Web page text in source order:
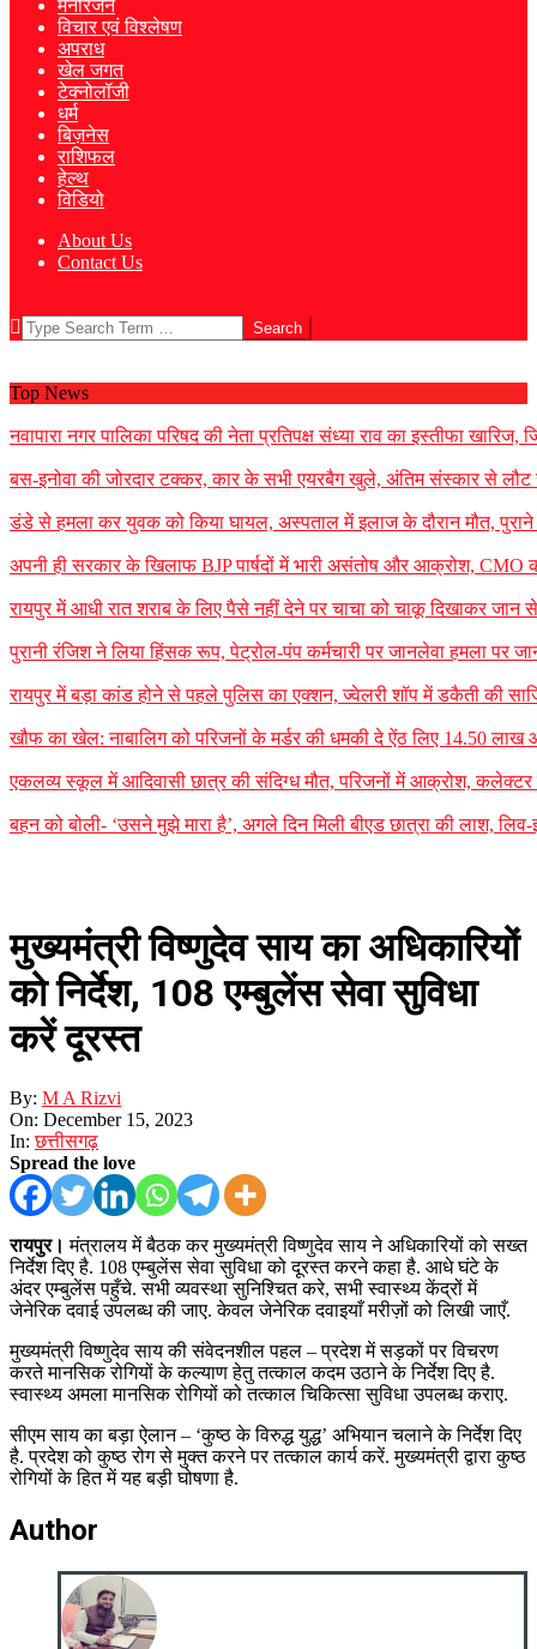
मनोरंजन
विचार एवं विश्लेषण
अपराध
खेल जगत
टेक्नोलॉजी
धर्म
बिज़नेस
राशिफल
हेल्थ
विडियो
About Us
Contact Us
Search
Top News
नवापारा नगर पालिका परिषद की नेता प्रतिपक्ष संध्या राव का इस्तीफा
बस-इनोवा की जोरदार टक्कर, कार के सभी एयरबैग खुले, अंतिम संस्कार से लौट
डंडे से हमला कर युवक को किया घायल, अस्पताल में इलाज के दौरान मौत, पुराने
अपनी ही सरकार के खिलाफ BJP पार्षदों में भारी असंतोष और आक्रोश, CMO
रायपुर में आधी रात शराब के लिए पैसे नहीं देने पर चाचा को चाकू दिखाकर जान से
पुरानी रंजिश ने लिया हिंसक रूप, पेट्रोल-पंप कर्मचारी पर जानलेवा हमला पर
रायपुर में बड़ा कांड होने से पहले पुलिस का एक्शन, ज्वेलरी शॉप में डकैती की
खौफ का खेल: नाबालिग को परिजनों के मर्डर की धमकी दे ऐंठ लिए 14.50 लाख
एकलव्य स्कूल में आदिवासी छात्र की संदिग्ध मौत, परिजनों में आक्रोश, कलेक्टर ने
बहन को बोली- ‘उसने मुझे मारा है’, अगले दिन मिली बीएड छात्रा की लाश,
मुख्यमंत्री विष्णुदेव साय का अधिकारियों
को निर्देश, 108 एम्बुलेंस सेवा सुविधा
करें दूरस्त
By: M A Rizvi
On: December 15, 2023
In: छत्तीसगढ़
Spread the love
रायपुर। मंत्रालय में बैठक कर मुख्यमंत्री विष्णुदेव साय ने अधिकारियों को सख्त
निर्देश दिए है. 108 एम्बुलेंस सेवा सुविधा को दूरस्त करने कहा है. आधे घंटे के
अंदर एम्बुलेंस पहुँचे. सभी व्यवस्था सुनिश्चित करे, सभी स्वास्थ्य केंद्रों में
जेनेरिक दवाई उपलब्ध की जाए. केवल जेनेरिक दवाइयाँ मरीज़ों को लिखी जाएँ.
मुख्यमंत्री विष्णुदेव साय की संवेदनशील पहल – प्रदेश में सड़कों पर विचरण
करते मानसिक रोगियों के कल्याण हेतु तत्काल कदम उठाने के निर्देश दिए है.
स्वास्थ्य अमला मानसिक रोगियों को तत्काल चिकित्सा सुविधा उपलब्ध कराए.
सीएम साय का बड़ा ऐलान – ‘कुष्ठ के विरुद्ध युद्ध’ अभियान चलाने के निर्देश दिए
है. प्रदेश को कुष्ठ रोग से मुक्त करने पर तत्काल कार्य करें. मुख्यमंत्री द्वारा कुष्ठ
रोगियों के हित में यह बड़ी घोषणा है.
Author